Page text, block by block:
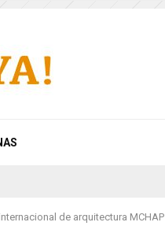
de arquitectura MCHAP